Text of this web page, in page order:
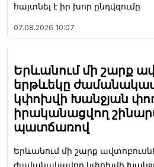
հայտնել է իր խոր ընդվզումը
07.08.2026 10:07
Երևանում մի շարք
երթևեկը
կփոխվի Խանջյան
իրականացվող
պատճառով
Երևանում մի շարք
ժամանակավոր կփոխվի